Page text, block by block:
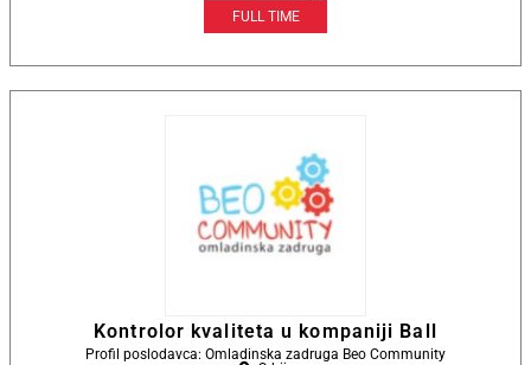
FULL TIME
Kontrolor kvaliteta u kompaniji Ball
Profil poslodavca: Omladinska zadruga Beo Community